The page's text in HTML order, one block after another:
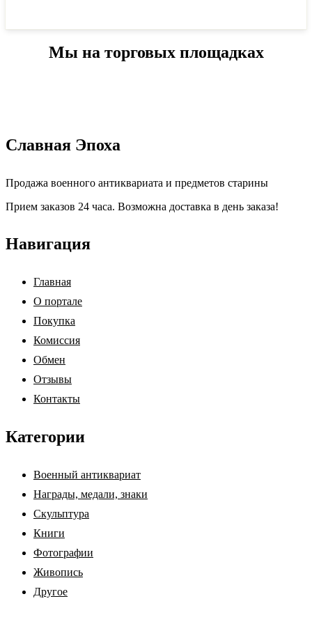
Мы на торговых площадках
Славная Эпоха
Продажа военного антиквариата и предметов старины
Прием заказов 24 часа. Возможна доставка в день заказа!
Навигация
Главная
О портале
Покупка
Комиссия
Обмен
Отзывы
Контакты
Категории
Военный антиквариат
Награды, медали, знаки
Скульптура
Книги
Фотографии
Живопись
Другое